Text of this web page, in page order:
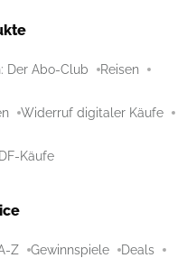
Der Abo-Club Reisen
Widerruf digitaler Käufe
Käufe
Z Gewinnspiele Deals